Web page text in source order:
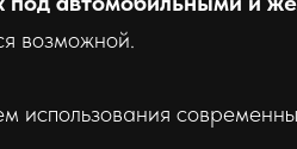
возможной.